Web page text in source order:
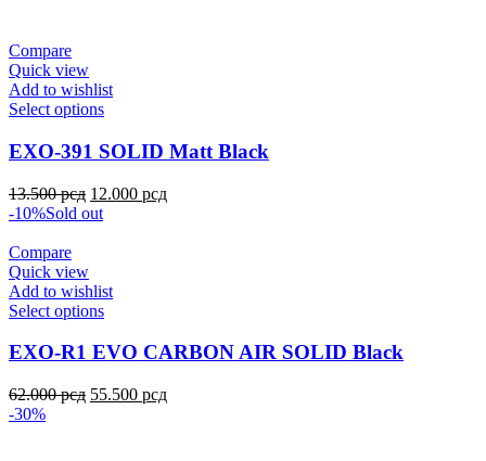
Compare
Quick view
Add to wishlist
Select options
EXO-391 SOLID Matt Black
13.500рсд 12.000 рсд
-10%Sold out
Compare
Quick view
Add to wishlist
Select options
EXO-R1 EVO CARBON AIR SOLID Black
62.000рсд 55.500 рсд
-30%